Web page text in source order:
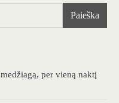
Paieška
per vieną naktį